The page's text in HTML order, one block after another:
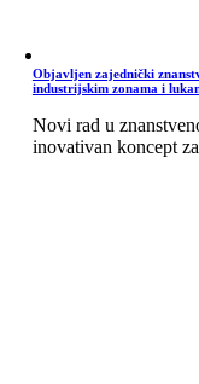
Objavljen zajednički
industrijskim zonama i
Novi rad u
inovativan koncept